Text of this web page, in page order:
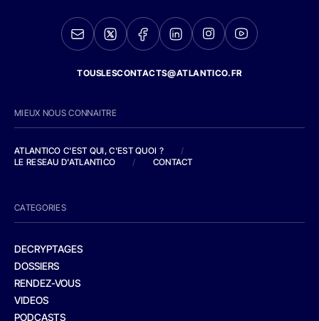
TOUSLESCONTACTS@ATLANTICO.FR
MIEUX NOUS CONNAITRE
ATLANTICO C'EST QUI, C'EST QUOI ?
/
LE RESEAU D'ATLANTICO
/ CONTACT
CATEGORIES
DECRYPTAGES
DOSSIERS
RENDEZ-VOUS
VIDEOS
PODCASTS